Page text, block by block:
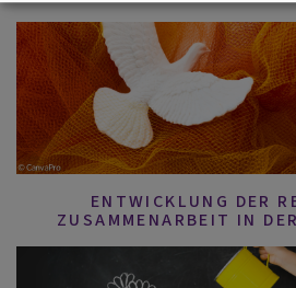
ENTWICKLUNG DER
ZUSAMMENARBEIT IN